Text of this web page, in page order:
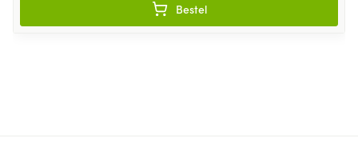
Bestel